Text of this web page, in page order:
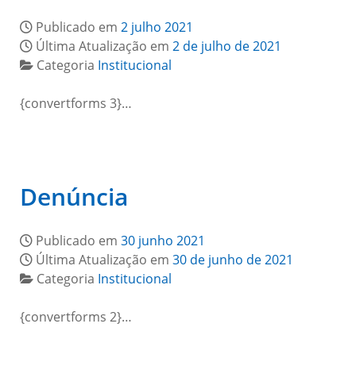
Publicado em 2 julho 2021
Última Atualização em 2 de julho de 2021
Categoria Institucional
{convertforms 3}…
Denúncia
Publicado em 30 junho 2021
Última Atualização em 30 de junho de 2021
Categoria Institucional
{convertforms 2}…